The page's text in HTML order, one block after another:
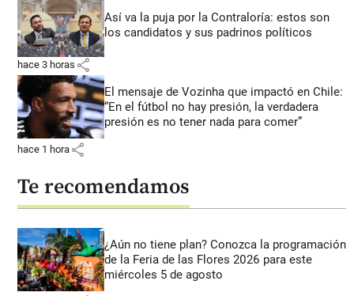
Así va la puja por la Contraloría: estos son
los candidatos y sus padrinos políticos
hace 3 horas share
El mensaje de Vozinha que impactó en Chile:
“En el fútbol no hay presión, la verdadera
presión es no tener nada para comer”
hace 1 hora share
Te recomendamos
¿Aún no tiene plan? Conozca la programación
de la Feria de las Flores 2026 para este
miércoles 5 de agosto